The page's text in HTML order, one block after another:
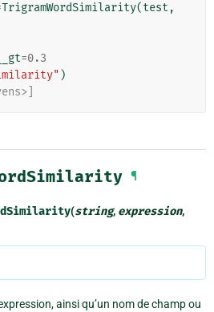
TrigramWordSimilarity(test ,
=0.3
)
¶
(string, expression,
ainsi qu’un nom de champ ou